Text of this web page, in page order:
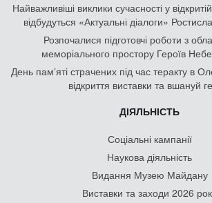
Найважливіші виклики сучасності у
відбудуться «Актуальні діалоги»
Розпочалися підготовчі роботи з
меморіального простору Героїв
День памʼяті страчених під час теракту в
відкриття виставки та вшануй
ДІЯЛЬНІСТЬ
Соціальні кампанії
Наукова діяльність
Видання Музею Майдану
Виставки та заходи 2026